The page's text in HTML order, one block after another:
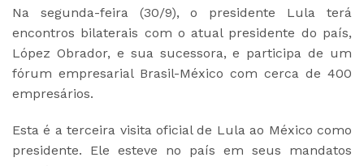
Na segunda-feira (30/9), o presidente Lula terá
encontros bilaterais com o atual presidente do país,
López Obrador, e sua sucessora, e participa de um
fórum empresarial Brasil-México com cerca de 400
empresários.
Esta é a terceira visita oficial de Lula ao México como
presidente. Ele esteve no país em seus mandatos